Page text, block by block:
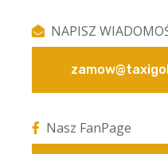
NAPISZ
Nasz FanPage